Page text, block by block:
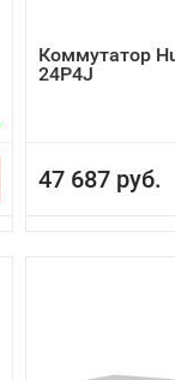
Коммутатор
24P4J
47 687 руб.